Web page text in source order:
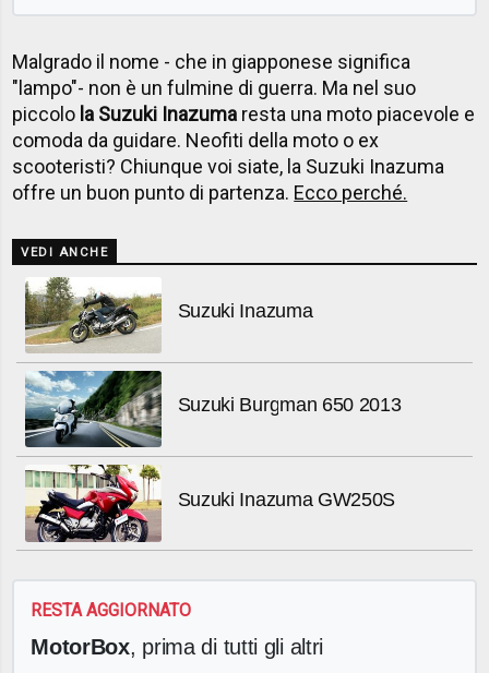
Malgrado il nome - che in giapponese significa
"lampo"- non è un fulmine di guerra. Ma nel suo
piccolo la Suzuki Inazuma resta una moto piacevole e
comoda da guidare. Neofiti della moto o ex
scooteristi? Chiunque voi siate, la Suzuki Inazuma
offre un buon punto di partenza. Ecco perché.
VEDI ANCHE
Suzuki Inazuma
Suzuki Burgman 650 2013
Suzuki Inazuma GW250S
RESTA AGGIORNATO
MotorBox, prima di tutti gli altri